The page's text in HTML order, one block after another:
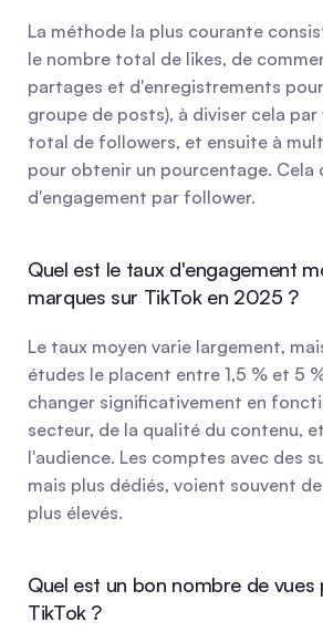
La méthode la plus courante
le nombre total de likes, de
partages et d'enregistrements
groupe de posts), à diviser cela
total de followers, et ensuite à
pour obtenir un pourcentage. Cela
d'engagement par follower.
Quel est le taux d'engagement
marques sur TikTok en 2025 ?
Le taux moyen varie largement,
études le placent entre 1,5 % et 5
changer significativement en
secteur, de la qualité du contenu,
l'audience. Les comptes avec des
mais plus dédiés, voient souvent
plus élevés.
Quel est un bon nombre de
TikTok ?